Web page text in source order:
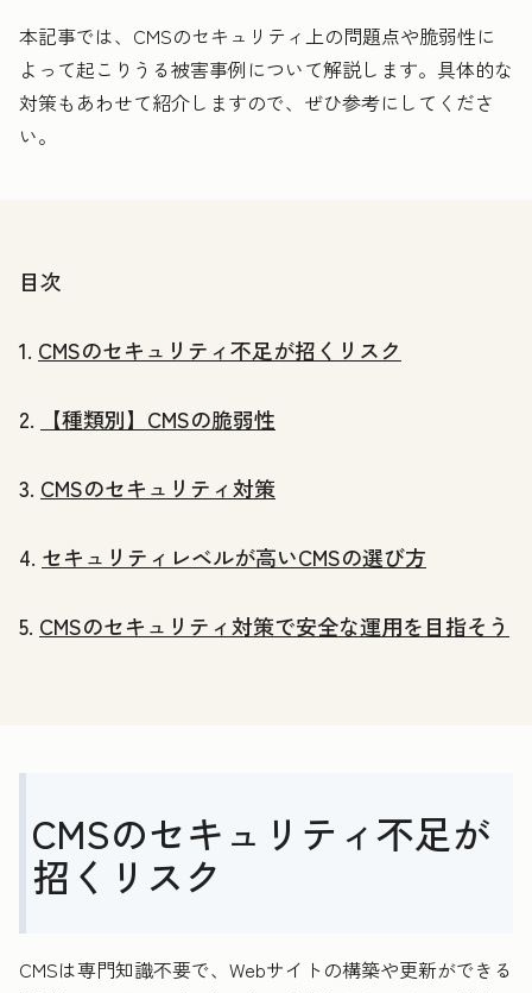
本記事では、CMSのセキュリティ上の問題点や脆弱性に
よって起こりうる被害事例について解説します。具体的な
対策もあわせて紹介しますので、ぜひ参考にしてくださ
い。
目次
1. CMSのセキュリティ不足が招くリスク
2. 【種類別】CMSの脆弱性
3. CMSのセキュリティ対策
4. セキュリティレベルが高いCMSの選び方
5. CMSのセキュリティ対策で安全な運用を目指そう
CMSのセキュリティ不足が
招くリスク
CMSは専門知識不要で、Webサイトの構築や更新ができる